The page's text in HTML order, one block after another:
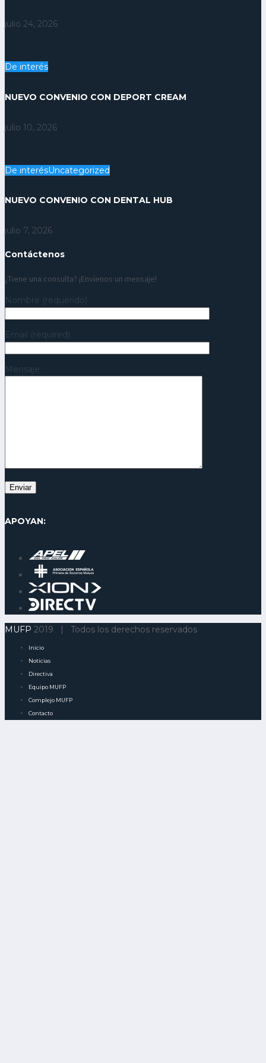
julio 24, 2026
De interés
NUEVO CONVENIO CON DEPORT CREAM
julio 10, 2026
De interésUncategorized
NUEVO CONVENIO CON DENTAL HUB
julio 7, 2026
Contáctenos
¿Tiene una consulta? ¡Envíenos un mensaje!
Nombre (requerido)
Email (required)
Mensaje
APOYAN:
MUFP 2019 | Todos los derechos reservados
Inicio
Noticias
Directiva
Equipo MUFP
Complejo MUFP
Contacto